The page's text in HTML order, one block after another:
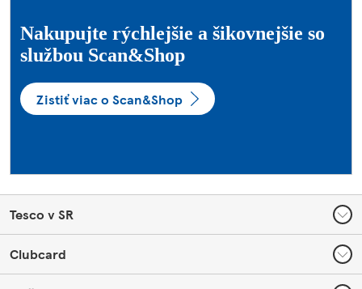
Nakupujte rýchlejšie a šikovnejšie so
službou Scan&Shop
Zistiť viac o Scan&Shop
Tesco v SR
Clubcard